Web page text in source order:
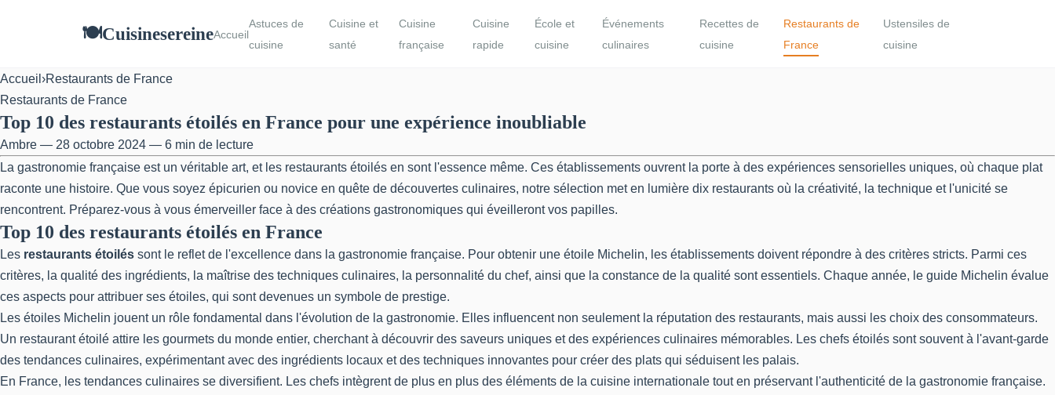
🍽CuisinesereineAccueil
Astuces de
cuisine
Cuisine et
santé
Cuisine
française
Cuisine
rapide
École et
cuisine
Événements
culinaires
Recettes de
cuisine
Restaurants de
France
Ustensiles de
cuisine
Accueil ›Restaurants de France
Restaurants de France
Top 10 des restaurants étoilés en France pour une expérience inoubliable
Ambre — 28 octobre 2024 — 6 min de lecture
La gastronomie française est un véritable art, et les restaurants étoilés en sont l'essence même. Ces établissements ouvrent la porte à des expériences sensorielles uniques, où chaque plat
raconte une histoire. Que vous soyez épicurien ou novice en quête de découvertes culinaires, notre sélection met en lumière dix restaurants où la créativité, la technique et l'unicité se
rencontrent. Préparez-vous à vous émerveiller face à des créations gastronomiques qui éveilleront vos papilles.
Top 10 des restaurants étoilés en France
Les restaurants étoilés sont le reflet de l'excellence dans la gastronomie française. Pour obtenir une étoile Michelin, les établissements doivent répondre à des critères stricts. Parmi ces
critères, la qualité des ingrédients, la maîtrise des techniques culinaires, la personnalité du chef, ainsi que la constance de la qualité sont essentiels. Chaque année, le guide Michelin évalue
ces aspects pour attribuer ses étoiles, qui sont devenues un symbole de prestige.
Les étoiles Michelin jouent un rôle fondamental dans l'évolution de la gastronomie. Elles influencent non seulement la réputation des restaurants, mais aussi les choix des consommateurs.
Un restaurant étoilé attire les gourmets du monde entier, cherchant à découvrir des saveurs uniques et des expériences culinaires mémorables. Les chefs étoilés sont souvent à l'avant-garde
des tendances culinaires, expérimentant avec des ingrédients locaux et des techniques innovantes pour créer des plats qui séduisent les palais.
En France, les tendances culinaires se diversifient. Les chefs intègrent de plus en plus des éléments de la cuisine internationale tout en préservant l'authenticité de la gastronomie française.